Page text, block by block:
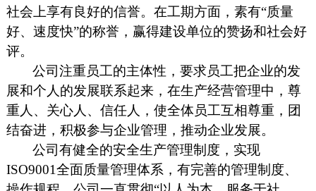
社会上享有良好的信誉。在工期方面，素有“质量
好、速度快”的称誉，赢得建设单位的赞扬和社会好
评。
公司注重员工的主体性，要求员工把企业的发
展和个人的发展联系起来，在生产经营管理中，尊
重人、关心人、信任人，使全体员工互相尊重，团
结奋进，积极参与企业管理，推动企业发展。
公司有健全的安全生产管理制度，实现
ISO9001全面质量管理体系，有完善的管理制度、